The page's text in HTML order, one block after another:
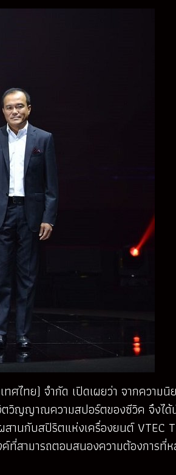
ไทย) จำกัด เปิดเผยว่า จากความ
วิญญาณความสปอร์ตของซีวิค จึงไ
กับสปิริตแห่งเครื่องยนต์ VTEC
สามารถตอบสนองความต้องการที่